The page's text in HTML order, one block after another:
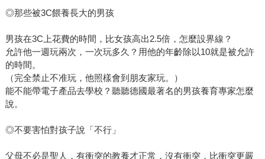
◎那些被3C餵養長大的男孩
男孩在3C上花費的時間，比女孩高出2.5倍，怎麼設界線？
允許他一週玩兩次，一次玩多久？用他的年齡除以10就是被允許
的時間。
（完全禁止不准玩，他照樣會到朋友家玩。）
能不能帶電子產品去學校？聽聽德國最著名的男孩養育專家怎麼
說。
◎不要害怕對孩子說「不行」
父母不必是聖人，有衝突的教養才正常，沒有衝突，比衝突更嚴